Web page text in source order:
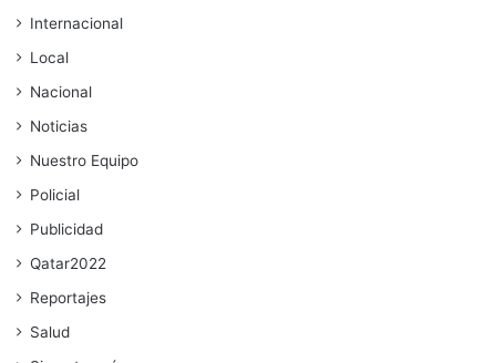
Internacional
Local
Nacional
Noticias
Nuestro Equipo
Policial
Publicidad
Qatar2022
Reportajes
Salud